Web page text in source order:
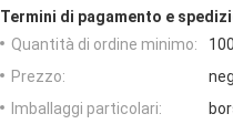
Termini di pagamento e
Quantità di ordine minimo:
Prezzo:
Imballaggi particolari: